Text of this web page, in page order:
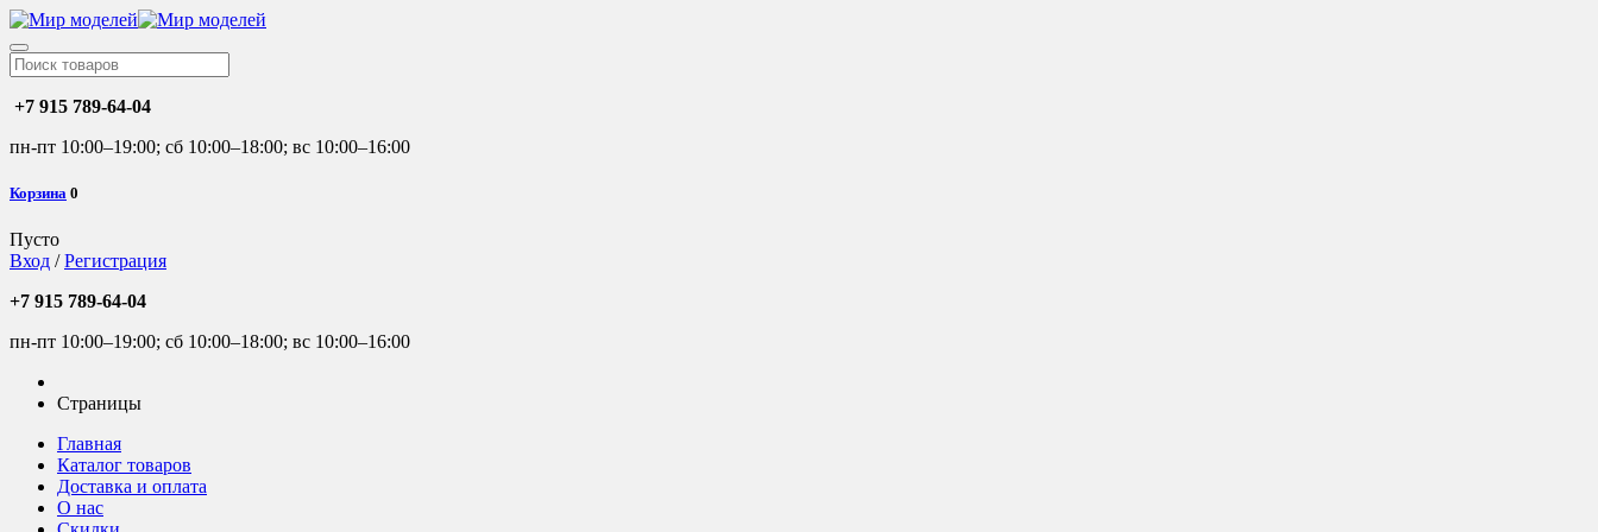
+7 915 789-64-04
пн-пт 10:00–19:00; сб 10:00–18:00; вс 10:00–16:00
Корзина 0
Пусто
Вход /Регистрация
+7 915 789-64-04
пн-пт 10:00–19:00; сб 10:00–18:00; вс 10:00–16:00
Страницы
Главная
Каталог товаров
Доставка и оплата
О нас